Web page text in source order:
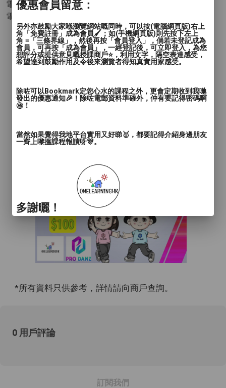
電腦和科技 - 流行電子玩意
電腦和科技 - 其他(電腦和科技)
*所有資料只供參考，詳情請向商戶查詢。
0 用戶評論
訂閱我們
優惠會員留意：
另外亦鼓勵大家喺瀏覽網站嘅同時，可以按(電腦網頁版)右上
角「免費註冊」成為會員🖌️；如(手機網頁版)則先按下左上
角 ≡「三條界線」，然後再按「會員登入」，倘若未登記成為
會員，可再按「成為會員」，一經登記後，可立即登入，為您
想評分或提供意見嘅授課商戶⭐️，利用文字，隔空表達感受，
希望達到鼓勵作用及令後來瀏覽者得知真實用家感受。
除咗可以Bookmark定您心水的課程之外，更會定期收到我哋
發出的優惠通知🎉！除咗電郵資料準確外，仲有要記得密碼啊
㊙️！
當然如果覺得我地平台實用又好睇🥇，都要記得介紹身邊朋友
一齊上嚟搵課程報讀呀🎊。
多謝曬！